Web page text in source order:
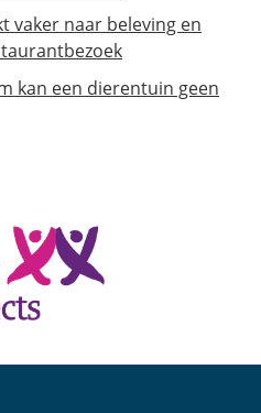
vaker naar beleving en
kan een dierentuin geen